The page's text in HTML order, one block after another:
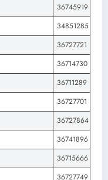
36745919
34851285
36727721
36714730
36711289
36727701
36727864
36741896
36715666
36727749